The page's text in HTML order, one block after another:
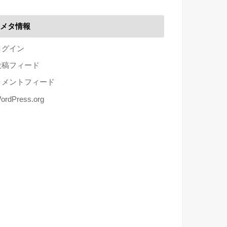
メタ情報
グイン
稿フィード
メントフィード